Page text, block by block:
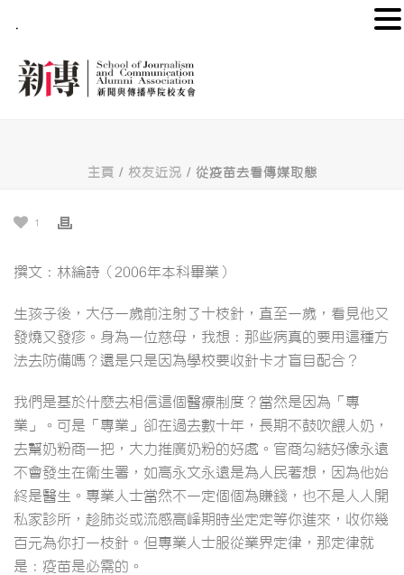
主頁 / 校友近況 / 從疫苗去看傳媒取態
1
撰文：林綸詩（2006年本科畢業）
生孩子後，大仔一歲前注射了十枝針，直至一歲，看見他又
發燒又發疹。身為一位慈母，我想：那些病真的要用這種方
法去防備嗎？還是只是因為學校要收針卡才盲目配合？
我們是基於什麼去相信這個醫療制度？當然是因為「專
業」。可是「專業」卻在過去數十年，長期不鼓吹餵人奶，
去幫奶粉商一把，大力推廣奶粉的好處。官商勾結好像永遠
不會發生在衞生署，如高永文永遠是為人民著想，因為他始
終是醫生。專業人士當然不一定個個為賺錢，也不是人人開
私家診所，趁肺炎或流感高峰期時坐定定等你進來，收你幾
百元為你打一枝針。但專業人士服從業界定律，那定律就
是：疫苗是必需的。
.